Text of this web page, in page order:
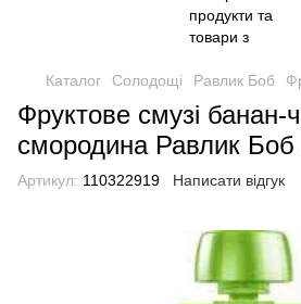
Каталог Солодощі Равлик Боб
Фруктове смузі банан-
смородина Равлик Боб
Артикул: 110322919 Написати відгук